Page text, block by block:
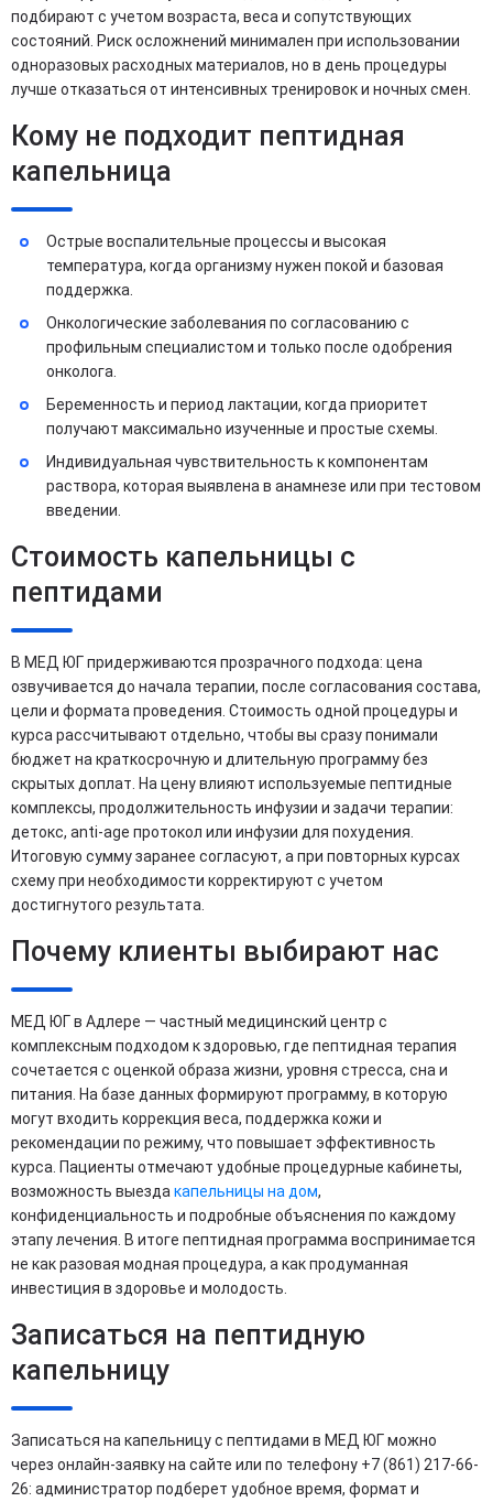
подбирают с учетом возраста, веса и сопутствующих
состояний. Риск осложнений минимален при использовании
одноразовых расходных материалов, но в день процедуры
лучше отказаться от интенсивных тренировок и ночных смен.
Кому не подходит пептидная
капельница
Острые воспалительные процессы и высокая
температура, когда организму нужен покой и базовая
поддержка.
Онкологические заболевания по согласованию с
профильным специалистом и только после одобрения
онколога.
Беременность и период лактации, когда приоритет
получают максимально изученные и простые схемы.
Индивидуальная чувствительность к компонентам
раствора, которая выявлена в анамнезе или при тестовом
введении.
Стоимость капельницы с
пептидами
В МЕД ЮГ придерживаются прозрачного подхода: цена
озвучивается до начала терапии, после согласования состава,
цели и формата проведения. Стоимость одной процедуры и
курса рассчитывают отдельно, чтобы вы сразу понимали
бюджет на краткосрочную и длительную программу без
скрытых доплат. На цену влияют используемые пептидные
комплексы, продолжительность инфузии и задачи терапии:
детокс, anti-age протокол или инфузии для похудения.
Итоговую сумму заранее согласуют, а при повторных курсах
схему при необходимости корректируют с учетом
достигнутого результата.
Почему клиенты выбирают нас
МЕД ЮГ в Адлере — частный медицинский центр с
комплексным подходом к здоровью, где пептидная терапия
сочетается с оценкой образа жизни, уровня стресса, сна и
питания. На базе данных формируют программу, в которую
могут входить коррекция веса, поддержка кожи и
рекомендации по режиму, что повышает эффективность
курса. Пациенты отмечают удобные процедурные кабинеты,
возможность выезда капельницы на дом,
конфиденциальность и подробные объяснения по каждому
этапу лечения. В итоге пептидная программа воспринимается
не как разовая модная процедура, а как продуманная
инвестиция в здоровье и молодость.
Записаться на пептидную
капельницу
Записаться на капельницу с пептидами в МЕД ЮГ можно
через онлайн-заявку на сайте или по телефону +7 (861) 217-66-
26: администратор подберет удобное время, формат и